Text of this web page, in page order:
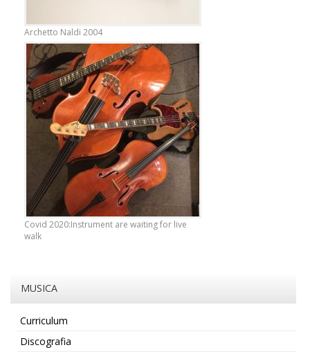
Archetto Naldi 2004
Covid 2020:Instrument are waiting for live
walk
MUSICA
Curriculum
Discografia